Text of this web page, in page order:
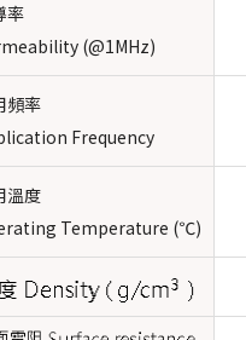
率
(@1MHz)
頻率
Frequency
溫度
Temperature (℃)